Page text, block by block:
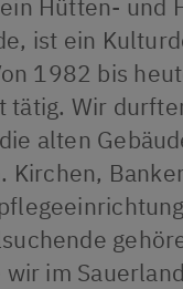
Hütten- und
ist ein
1982 bis
Wir
alten
Kirchen,
im